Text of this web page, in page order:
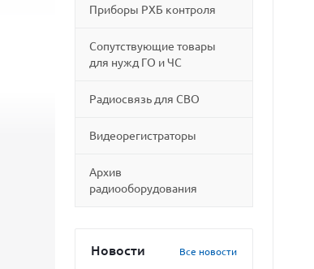
Приборы РХБ контроля
Сопутствующие товары
для нужд ГО и ЧС
Радиосвязь для СВО
Видеорегистраторы
Архив
радиооборудования
Новости Все новости